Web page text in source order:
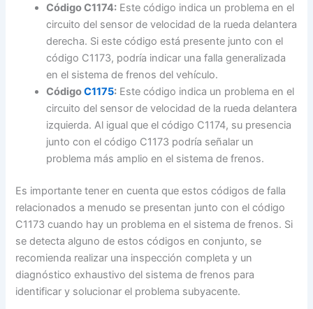
Código C1174: Este código indica un problema en el
circuito del sensor de velocidad de la rueda delantera
derecha. Si este código está presente junto con el
código C1173, podría indicar una falla generalizada
en el sistema de frenos del vehículo.
CódigoC1175: Este código indica un problema en el
circuito del sensor de velocidad de la rueda delantera
izquierda. Al igual que el código C1174, su presencia
junto con el código C1173 podría señalar un
problema más amplio en el sistema de frenos.
Es importante tener en cuenta que estos códigos de falla
relacionados a menudo se presentan junto con el código
C1173 cuando hay un problema en el sistema de frenos. Si
se detecta alguno de estos códigos en conjunto, se
recomienda realizar una inspección completa y un
diagnóstico exhaustivo del sistema de frenos para
identificar y solucionar el problema subyacente.